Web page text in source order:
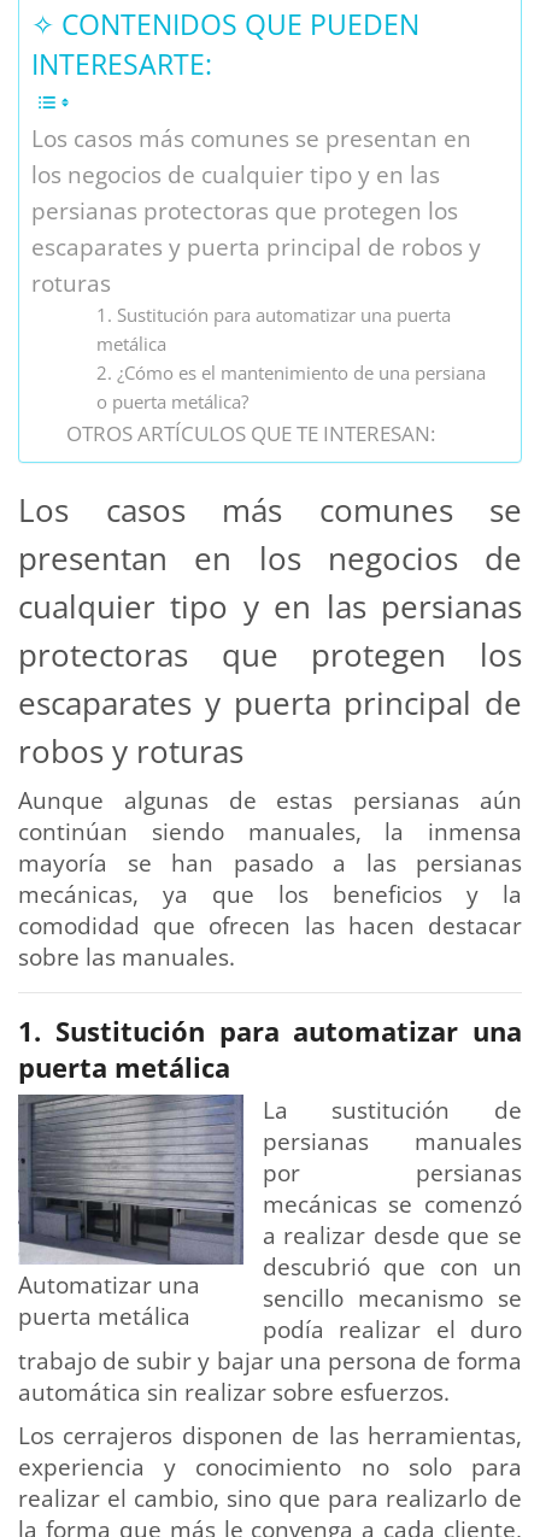
✧ CONTENIDOS QUE PUEDEN
INTERESARTE:
Los casos más comunes se presentan en
los negocios de cualquier tipo y en las
persianas protectoras que protegen los
escaparates y puerta principal de robos y
roturas
1. Sustitución para automatizar una puerta
metálica
2. ¿Cómo es el mantenimiento de una persiana
o puerta metálica?
OTROS ARTÍCULOS QUE TE INTERESAN:
Los casos más comunes se
presentan en los negocios de
cualquier tipo y en las persianas
protectoras que protegen los
escaparates y puerta principal de
robos y roturas
Aunque algunas de estas persianas aún
continúan siendo manuales, la inmensa
mayoría se han pasado a las persianas
mecánicas, ya que los beneficios y la
comodidad que ofrecen las hacen destacar
sobre las manuales.
1. Sustitución para automatizar una
puerta metálica
Automatizar una
puerta metálica
La sustitución de
persianas manuales
por persianas
mecánicas se comenzó
a realizar desde que se
descubrió que con un
sencillo mecanismo se
podía realizar el duro
trabajo de subir y bajar una persona de forma
automática sin realizar sobre esfuerzos.
Los cerrajeros disponen de las herramientas,
experiencia y conocimiento no solo para
realizar el cambio, sino que para realizarlo de
la forma que más le convenga a cada cliente,